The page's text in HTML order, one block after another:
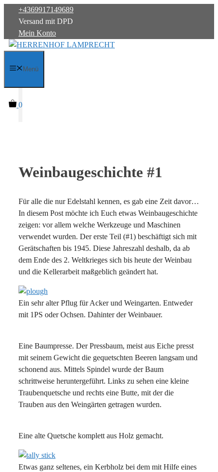
Inhalt
springen
+4369917149689
Versand mit DPD
Mein Konto
Menü
0
Weinbaugeschichte #1
Für alle die nur Edelstahl kennen, es gab eine Zeit davor…
In diesem Post möchte ich Euch etwas Weinbaugeschichte
zeigen: vor allem welche Werkzeuge und Maschinen
verwendet wurden. Der erste Teil (#1) beschäftigt sich mit
Gerätschaften bis 1945. Diese Jahreszahl deshalb, da ab
dem Ende des 2. Weltkrieges sich bis heute der Weinbau
und die Kellerarbeit maßgeblich geändert hat.
Ein sehr alter Pflug für Acker und Weingarten. Entweder
mit 1PS oder Ochsen. Dahinter der Weinbauer.
Eine Baumpresse. Der Pressbaum, meist aus Eiche presst
mit seinem Gewicht die gequetschten Beeren langsam und
schonend aus. Mittels Spindel wurde der Baum
schrittweise heruntergeführt. Links zu sehen eine kleine
Traubenquetsche und rechts eine Butte, mit der die
Trauben aus den Weingärten getragen wurden.
Eine alte Quetsche komplett aus Holz gemacht.
Etwas ganz seltenes, ein Kerbholz bei dem mit Hilfe eines